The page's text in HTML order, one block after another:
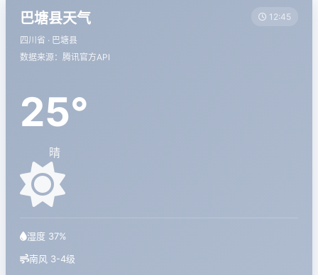
巴塘县天气
四川省 · 巴塘县
数据来源：腾讯官方API
12:45
25°
晴
湿度 37%
南风 3-4级